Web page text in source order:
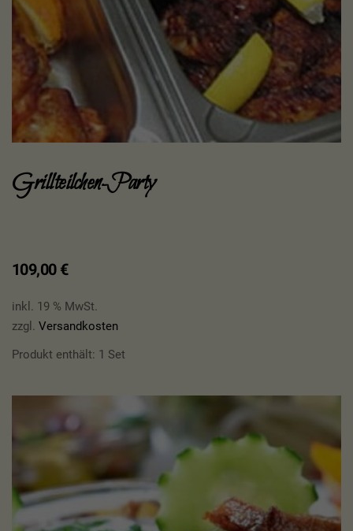
Grillteilchen-Party
109,00 €
inkl. 19 % MwSt.
zzgl. Versandkosten
Produkt enthält: 1 Set